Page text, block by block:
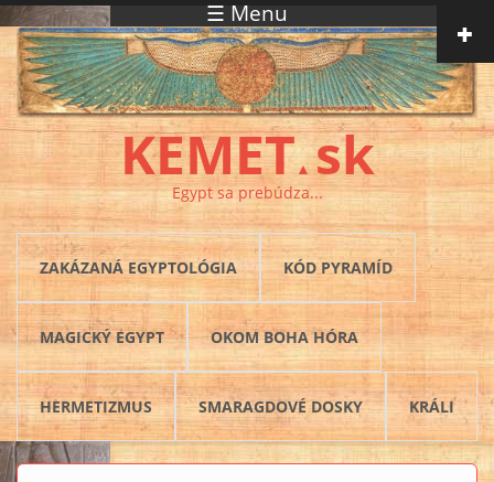
Skočiť na hlavný obsah ☰ Menu
KEMET▲ sk
Egypt sa prebúdza...
ZAKÁZANÁ EGYPTOLÓGIA KÓD PYRAMÍD
MAGICKÝ EGYPT OKOM BOHA HÓRA
HERMETIZMUS SMARAGDOVÉ DOSKY KRÁLI